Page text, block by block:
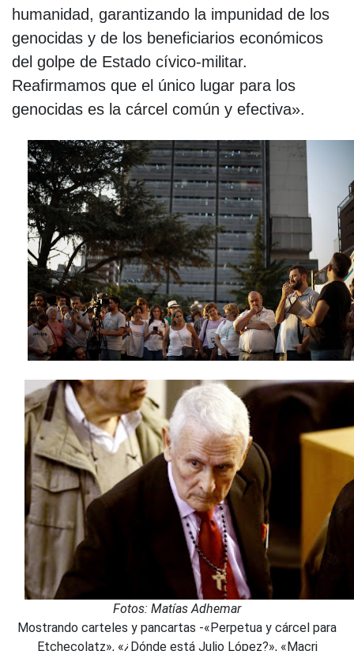
humanidad, garantizando la impunidad de los
genocidas y de los beneficiarios económicos
del golpe de Estado cívico-militar.
Reafirmamos que el único lugar para los
genocidas es la cárcel común y efectiva».
Fotos: Matías Adhemar
Mostrando carteles y pancartas -«Perpetua y cárcel para
Etchecolatz», «¿Dónde está Julio López?», «Macri